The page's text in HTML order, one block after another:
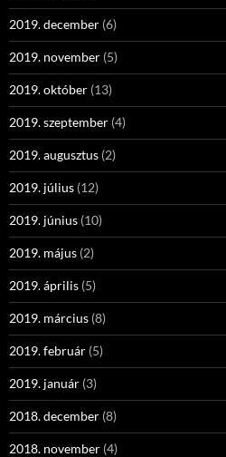
2019. december (6)
2019. november (5)
2019. október (13)
2019. szeptember (4)
2019. augusztus (2)
2019. július (12)
2019. június (10)
2019. május (2)
2019. április (5)
2019. március (8)
2019. február (5)
2019. január (3)
2018. december (8)
2018. november (4)